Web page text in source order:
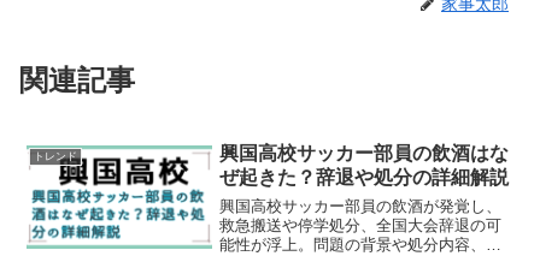
関連記事
トレンド
興国高校サッカー部員の飲酒はな
ぜ起きた？辞退や処分の詳細解説
興国高校サッカー部員の飲酒が発覚し、
救急搬送や停学処分、全国大会辞退の可
能性が浮上。問題の背景や処分内容、今